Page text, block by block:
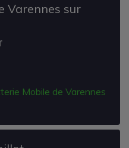
Varennes sur
Mobile de Varennes